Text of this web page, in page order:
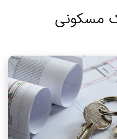
مسکونی